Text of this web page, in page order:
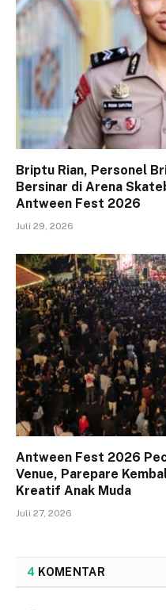
Briptu Rian, Personel
Bersinar di Arena
Antween Fest 2026
Juli 29, 2026
Antween Fest 2026
Venue, Parepare
Kreatif Anak Muda
Juli 27, 2026
4 KOMENTAR